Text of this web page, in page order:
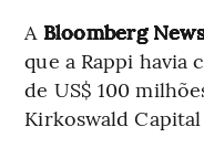
A Bloomberg
que a Rappi havia
de US$ 100
Kirkoswald